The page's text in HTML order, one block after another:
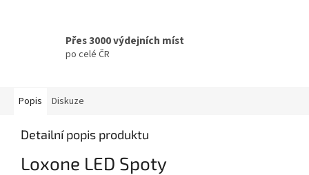
Přes 3000 výdejních míst
po celé ČR
Popis Diskuze
Detailní popis produktu
Loxone LED Spoty